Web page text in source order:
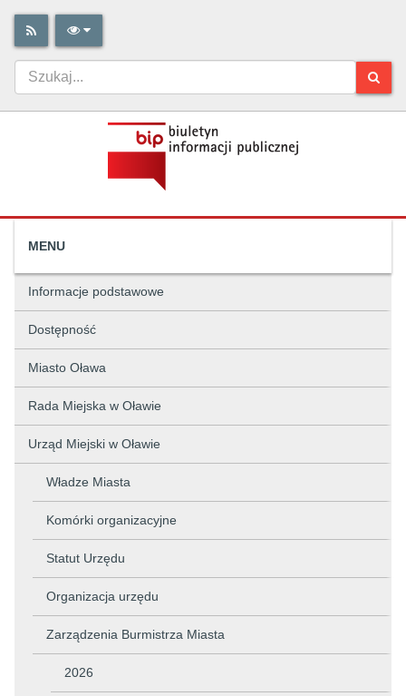
MENU
Informacje podstawowe
Dostępność
Miasto Oława
Rada Miejska w Oławie
Urząd Miejski w Oławie
Władze Miasta
Komórki organizacyjne
Statut Urzędu
Organizacja urzędu
Zarządzenia Burmistrza Miasta
2026